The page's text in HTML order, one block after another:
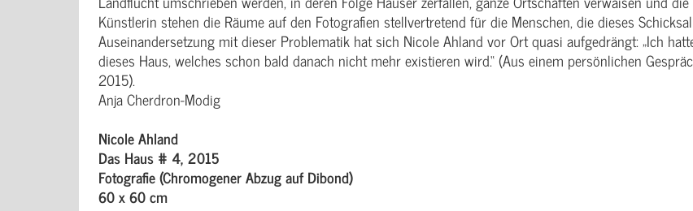
Künstlerin stehen die Räume auf den Fotografien stellvertretend für die Menschen, die dieses
Auseinandersetzung mit dieser Problematik hat sich Nicole Ahland vor Ort quasi aufgedrängt: „Ich
dieses Haus, welches schon bald danach nicht mehr existieren wird.“ (Aus einem persönlichen
2015).
Anja Cherdron-Modig
Nicole Ahland
Das Haus # 4, 2015
Fotografie (Chromogener Abzug auf Dibond)
60 x 60 cm